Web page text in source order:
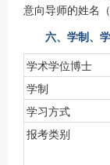
意向导师的姓名（
六、学制、
学术学位博士
学制
学习方式
报考类别